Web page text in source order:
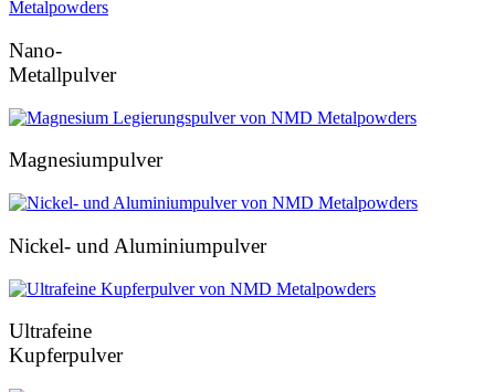
Nano-
Metallpulver
Magnesiumpulver
Nickel- und Aluminiumpulver
Ultrafeine
Kupferpulver